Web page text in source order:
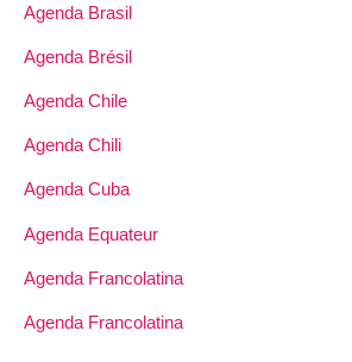
Agenda Brasil
Agenda Brésil
Agenda Chile
Agenda Chili
Agenda Cuba
Agenda Equateur
Agenda Francolatina
Agenda Francolatina